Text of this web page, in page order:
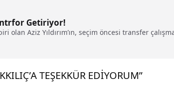
Getiriyor!
olan Aziz Yıldırım’ın, seçim öncesi transfer
TEŞEKKÜR EDİYORUM”